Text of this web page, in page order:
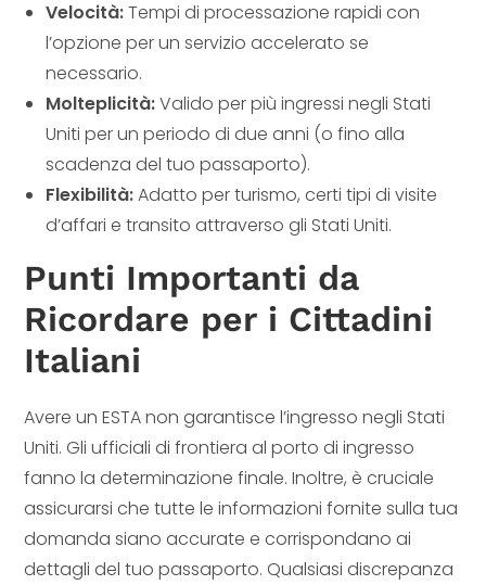
Velocità:Tempi di processazione rapidi con
l’opzione per un servizio accelerato se
necessario.
Molteplicità:Valido per più ingressi negli Stati
Uniti per un periodo di due anni (o fino alla
scadenza del tuo passaporto).
Flexibilità:Adatto per turismo, certi tipi di visite
d’affari e transito attraverso gli Stati Uniti.
Punti Importanti da
Ricordare per i Cittadini
Italiani
Avere un ESTA non garantisce l’ingresso negli Stati
Uniti. Gli ufficiali di frontiera al porto di ingresso
fanno la determinazione finale. Inoltre, è cruciale
assicurarsi che tutte le informazioni fornite sulla tua
domanda siano accurate e corrispondano ai
dettagli del tuo passaporto. Qualsiasi discrepanza